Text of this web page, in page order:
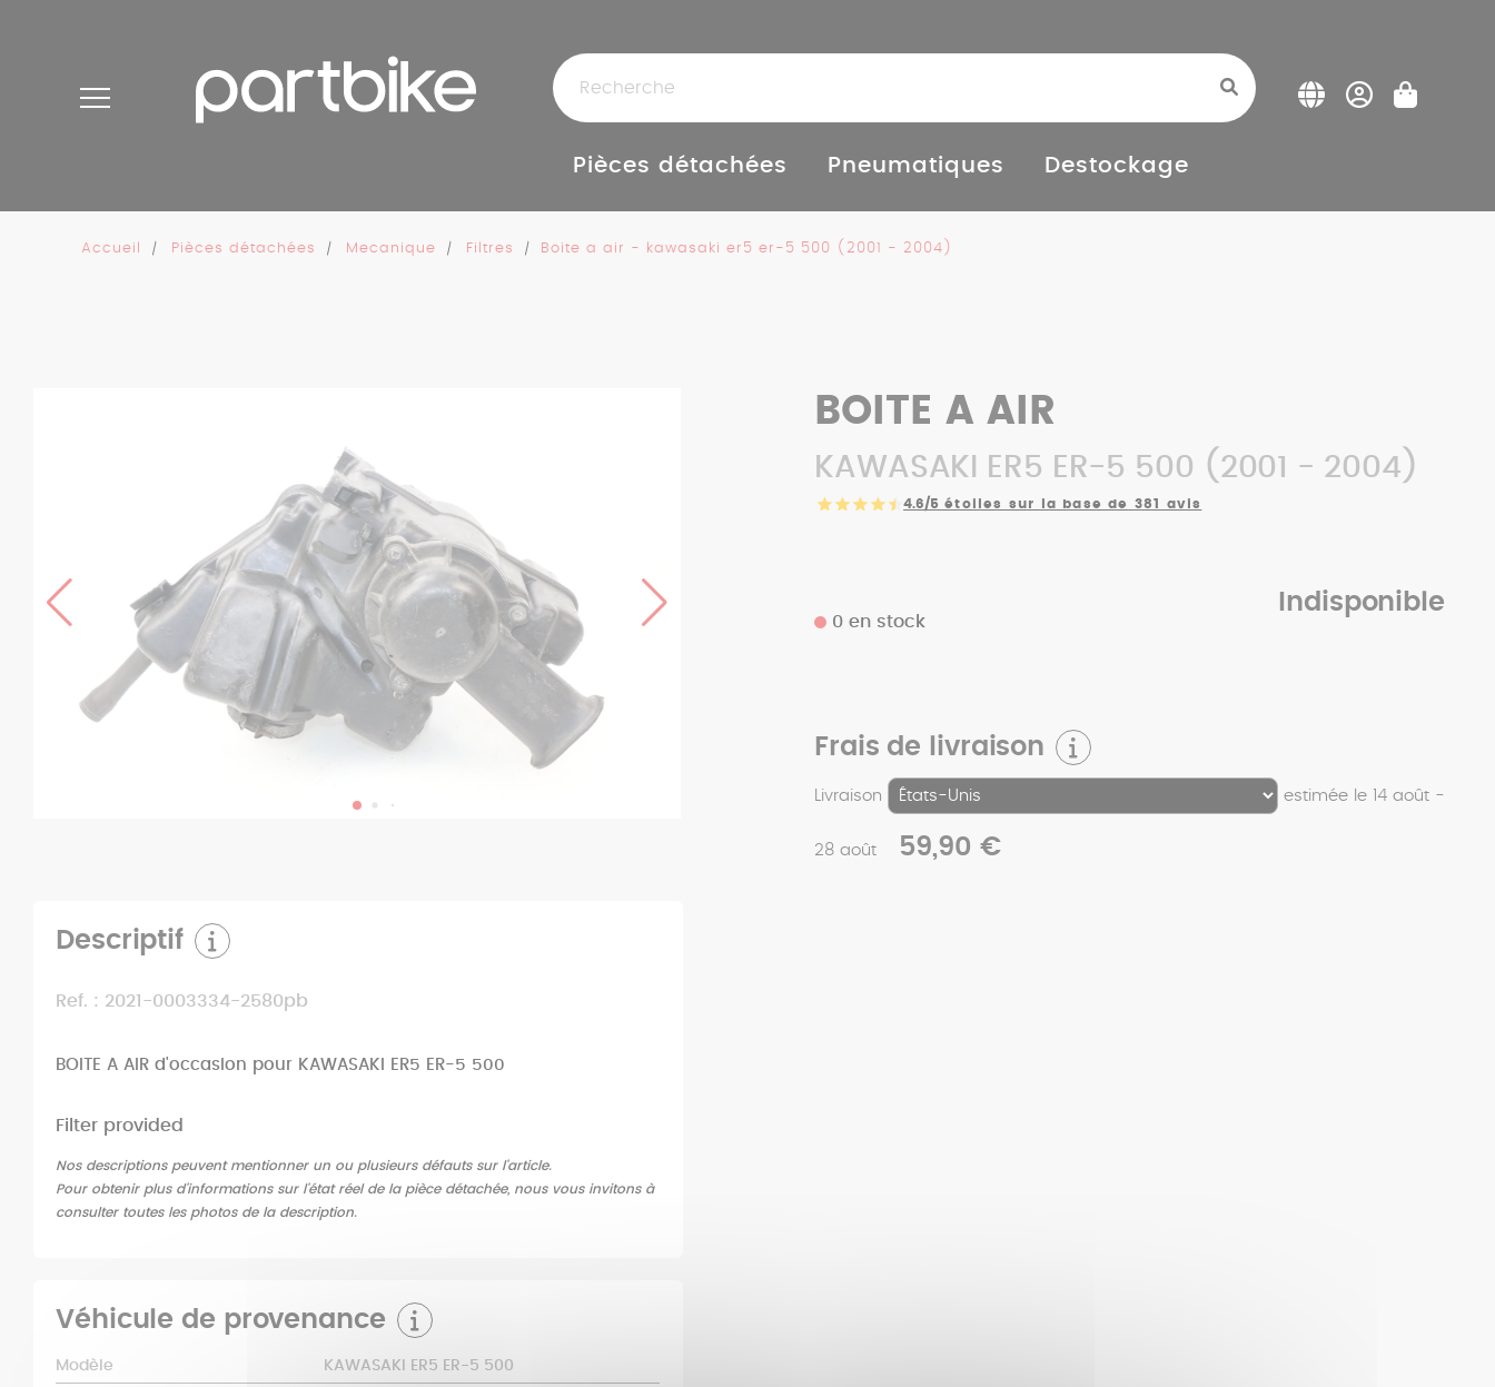
Pièces détachées Pneumatiques Destockage
Accueil Pièces détachées Mecanique Filtres Boite a air - kawasaki er5 er-5 500 (2001 - 2004)
BOITE A AIR
KAWASAKI ER5 ER-5 500 (2001 - 2004)
4.6/5 étoiles sur la base de 381 avis
Frais de livraison
Livraison estimée le 14 août -
28 août 59,90 €
0 en stock
Indisponible
Descriptif
Ref. : 2021-0003334-2580pb
BOITE A AIR d'occasion pour KAWASAKI ER5 ER-5 500
Filter provided
Nos descriptions peuvent mentionner un ou plusieurs défauts sur l'article.
Pour obtenir plus d'informations sur l'état réel de la pièce détachée, nous vous invitons à
consulter toutes les photos de la description.
Véhicule de provenance
Modèle KAWASAKI ER5 ER-5 500